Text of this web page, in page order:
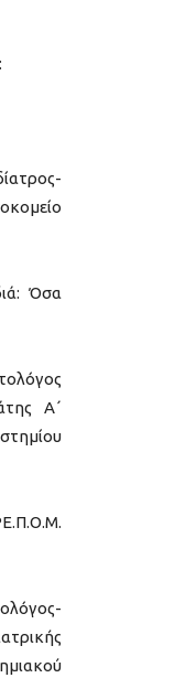
Όσα
Α΄